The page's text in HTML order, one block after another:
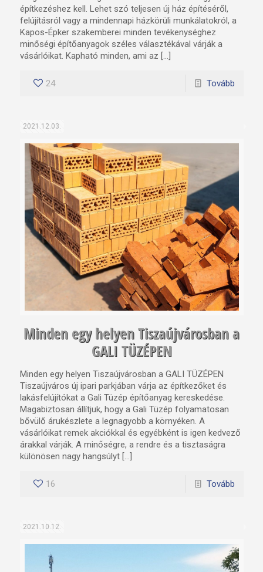
építkezéshez kell. Lehet szó teljesen új ház építéséről,
felújításról vagy a mindennapi házkörüli munkálatokról, a
Kapos-Épker szakemberei minden tevékenységhez
minőségi építőanyagok széles választékával várják a
vásárlóikat. Kapható minden, ami az […]
24 Tovább
2021.12.03.
Minden egy helyen Tiszaújvárosban a
GALI TÜZÉPEN
Minden egy helyen Tiszaújvárosban a GALI TÜZÉPEN
Tiszaújváros új ipari parkjában várja az építkezőket és
lakásfelújítókat a Gali Tüzép építőanyag kereskedése.
Magabiztosan állítjuk, hogy a Gali Tüzép folyamatosan
bővülő árukészlete a legnagyobb a környéken. A
vásárlóikat remek akciókkal és egyébként is igen kedvező
árakkal várják. A minőségre, a rendre és a tisztaságra
különösen nagy hangsúlyt […]
16 Tovább
2021.10.12.